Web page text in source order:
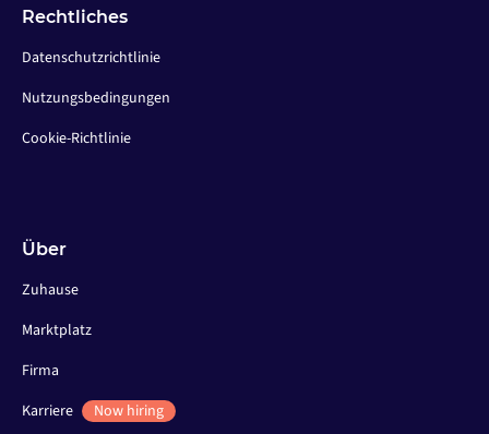
Rechtliches
Datenschutzrichtlinie
Nutzungsbedingungen
Cookie-Richtlinie
Über
Zuhause
Marktplatz
Firma
Karriere
Now hiring